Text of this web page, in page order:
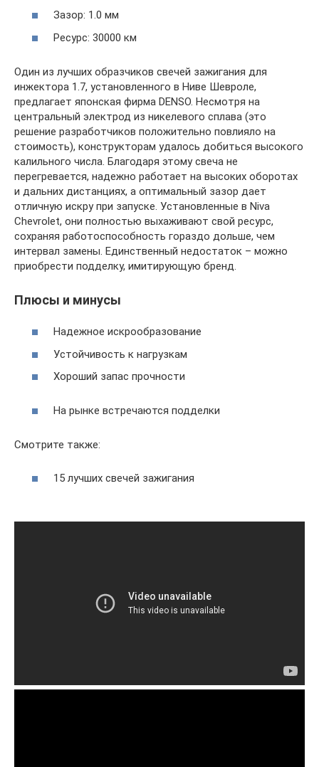
Зазор: 1.0 мм
Ресурс: 30000 км
Один из лучших образчиков свечей зажигания для
инжектора 1.7, установленного в Ниве Шевроле,
предлагает японская фирма DENSO. Несмотря на
центральный электрод из никелевого сплава (это
решение разработчиков положительно повлияло на
стоимость), конструкторам удалось добиться высокого
калильного числа. Благодаря этому свеча не
перегревается, надежно работает на высоких оборотах
и дальних дистанциях, а оптимальный зазор дает
отличную искру при запуске. Установленные в Niva
Chevrolet, они полностью выхаживают свой ресурс,
сохраняя работоспособность гораздо дольше, чем
интервал замены. Единственный недостаток – можно
приобрести подделку, имитирующую бренд.
Плюсы и минусы
Надежное искрообразование
Устойчивость к нагрузкам
Хороший запас прочности
На рынке встречаются подделки
Смотрите также:
15 лучших свечей зажигания